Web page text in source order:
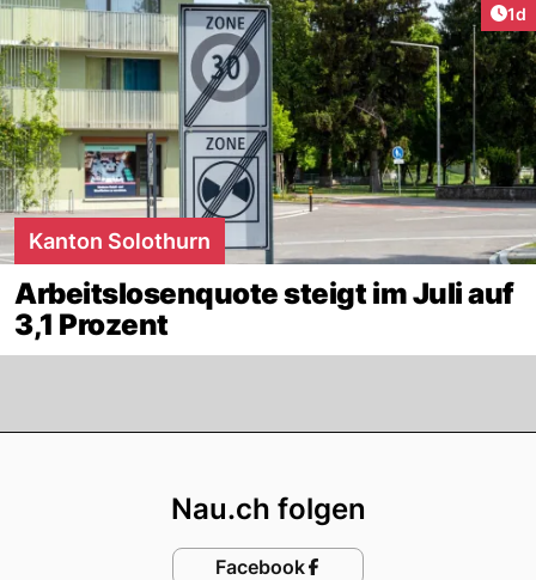
1d
Kanton Solothurn
Arbeitslosenquote steigt im Juli auf
3,1 Prozent
Nau.ch folgen
Facebook